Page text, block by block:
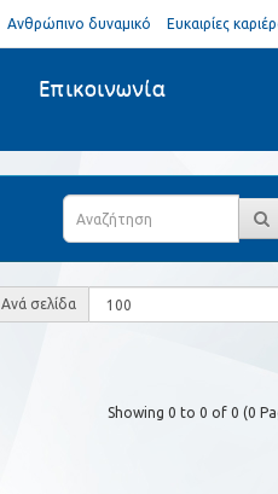
Ανθρώπινο δυναμικό Ευκαιρίες
Επικοινωνία
Ανά σελίδα
Showing 0 to 0 of 0 (0